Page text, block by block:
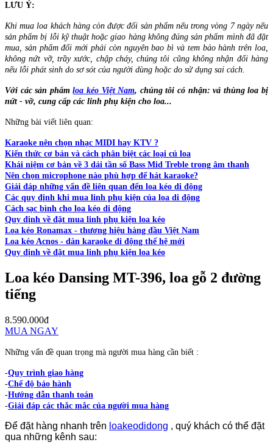
LƯU Ý:
Khi mua loa khách hàng còn được đổi sản phẩm nếu trong vòng 7 ngày nếu
sản phẩm bị lỗi kỹ thuật hoặc giao hàng không đúng sản phẩm mình đã đặt
mua, sản phẩm đổi mới phải còn nguyên bao bì và tem bảo hành trên loa,
không nứt vỡ, trầy xước, chập cháy, chúng tôi cũng không nhận đổi hàng
nếu lỗi phát sinh do sơ sót của người dùng hoặc do sử dụng sai cách.
Với các sản phẩmloa kéo Việt Nam, chúng tôi có nhận: vá thùng loa bị
nứt - vỡ, cung cấp các linh phụ kiện cho loa...
Những bài viết liên quan:
Karaoke nên chọn nhạc MIDI hay KTV ?
Kiến thức cơ bản và cách phân biệt các loại củ loa
Khái niệm cơ bản về 3 dải tần số Bass Mid Treble trong âm thanh
Nên chọn microphone nào phù hợp để hát karaoke?
Giải đáp những vấn đề liên quan đến loa kéo di động
Các quy định khi mua linh phụ kiện của loa di động
Cách sạc bình cho loa kéo di động
Quy định về đặt mua linh phụ kiện loa kéo
Loa kéo Ronamax - thương hiệu hàng đầu Việt Nam
Loa kéo Acnos - dàn karaoke di động thế hệ mới
Quy định về đặt mua linh phụ kiện loa kéo
Loa kéo Dansing MT-396, loa gỗ 2 đường
tiếng
8.590.000đ
MUA NGAY
Những vấn đề quan trọng mà người mua hàng cần biết :
-Quy trình giao hàng
-Chế độ bảo hành
-Hướng dẫn thanh toán
-Giải đáp các thắc mắc của người mua hàng
Để đặt hàng nhanh trên loakeodidong , quý khách có thể đặt
qua những kênh sau: